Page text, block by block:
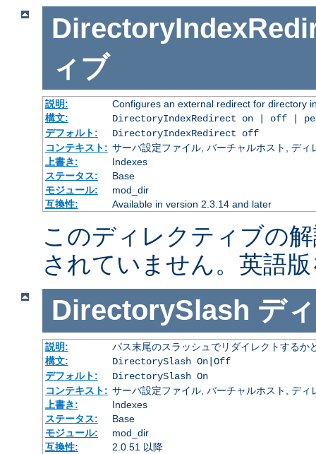
ィブ
説明:
Configures an external redirect for directory
構文:
DirectoryIndexRedirect on | off |
デフォルト:
DirectoryIndexRedirect off
コンテキスト: サーバ設定ファイル, バーチャルホスト, ディ
上書き:
Indexes
ステータス:
Base
モジュール:
mod_dir
互換性:
Available in version 2.3.14 and later
このディレクティブの
されていません。英語
DirectorySlash デ
説明:
パス末尾のスラッシュでリダイレクトするか
構文:
DirectorySlash On|Off
デフォルト:
DirectorySlash On
コンテキスト: サーバ設定ファイル, バーチャルホスト, ディ
上書き:
Indexes
ステータス:
Base
モジュール:
mod_dir
互換性:
2.0.51 以降